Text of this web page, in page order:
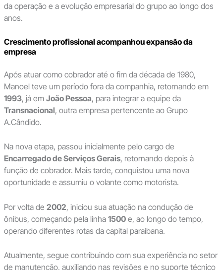
da operação e a evolução empresarial do grupo ao longo dos
anos.
Crescimento profissional acompanhou expansão da
empresa
Após atuar como cobrador até o fim da década de 1980,
Manoel teve um período fora da companhia, retornando em
1993, já em João Pessoa, para integrar a equipe da
Transnacional, outra empresa pertencente ao Grupo
A.Cândido.
Na nova etapa, passou inicialmente pelo cargo de
Encarregado de Serviços Gerais, retornando depois à
função de cobrador. Mais tarde, conquistou uma nova
oportunidade e assumiu o volante como motorista.
Por volta de 2002, iniciou sua atuação na condução de
ônibus, começando pela linha 1500e, ao longo do tempo,
operando diferentes rotas da capital paraibana.
Atualmente, segue contribuindo com sua experiência no setor
de manutenção, auxiliando nas revisões e no suporte técnico